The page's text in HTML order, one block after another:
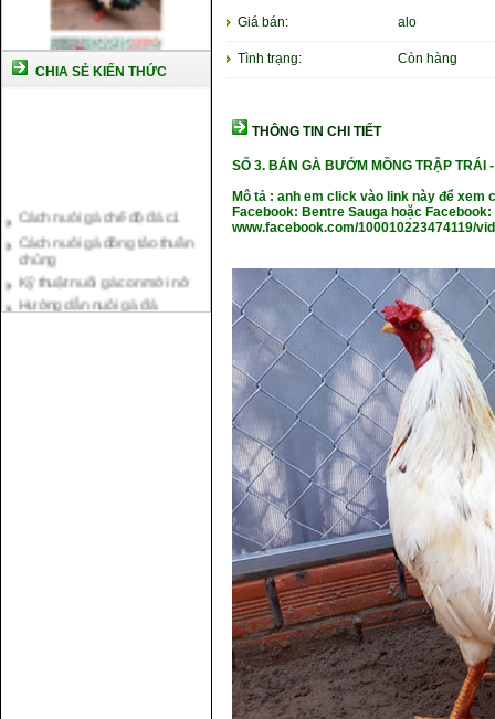
CHIA SẺ KIẾN THỨC
Cách nuôi gà đông tảo thuần
chủng
Kỹ thuật nuôi gà con mới nở
Hướng dẫn nuôi gà đá
Tại sao bạn cần biết cách nuôi
Giá bán: alo
Tình trạng: Còn hàng
THÔNG TIN CHI TIẾT
SỐ 3. BÁN GÀ BƯỚM MỒNG TRẬP TRÁI
Mô tả : anh em click vào link này để
Facebook: Bentre Sauga hoặc Facebook:
www.facebook.com/100010223474119/